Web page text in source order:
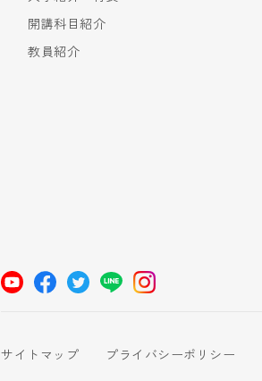
開講科目紹介
教員紹介
サイトマップ プライバシーポリシー